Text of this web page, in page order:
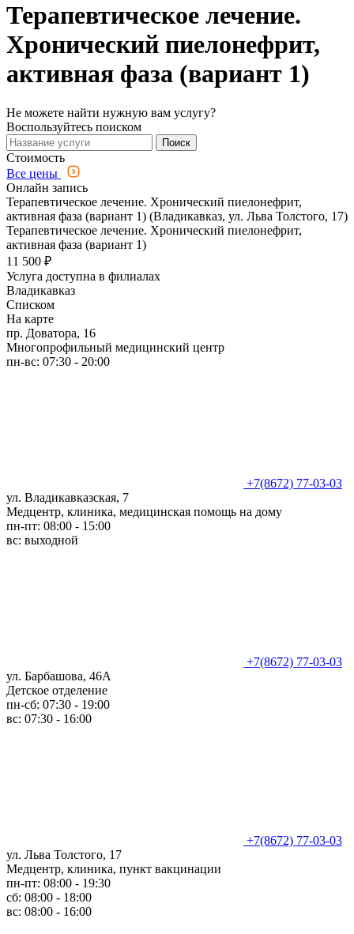
Терапевтическое лечение.
Хронический пиелонефрит,
активная фаза (вариант 1)
Не можете найти нужную вам услугу?
Воспользуйтесь поиском
Поиск
Стоимость
Все цены
Онлайн запись
Терапевтическое лечение. Хронический пиелонефрит,
активная фаза (вариант 1) (Владикавказ, ул. Льва Толстого, 17)
Терапевтическое лечение. Хронический пиелонефрит,
активная фаза (вариант 1)
11 500 ₽
Услуга доступна в филиалах
Владикавказ
Списком
На карте
пр. Доватора, 16
Многопрофильный медицинский центр
пн-вс: 07:30 - 20:00
+7(8672) 77-03-03
ул. Владикавказская, 7
Медцентр, клиника, медицинская помощь на дому
пн-пт: 08:00 - 15:00
вс: выходной
+7(8672) 77-03-03
ул. Барбашова, 46А
Детское отделение
пн-сб: 07:30 - 19:00
вс: 07:30 - 16:00
+7(8672) 77-03-03
ул. Льва Толстого, 17
Медцентр, клиника, пункт вакцинации
пн-пт: 08:00 - 19:30
сб: 08:00 - 18:00
вс: 08:00 - 16:00